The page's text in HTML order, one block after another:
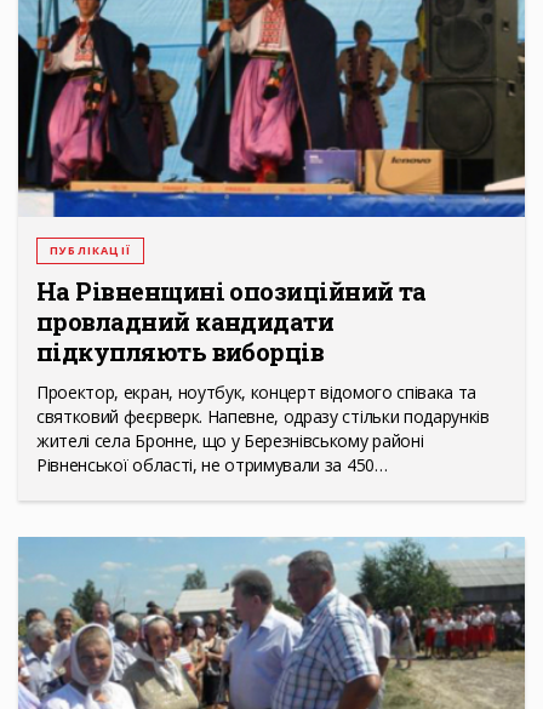
ПУБЛІКАЦІЇ
На Рівненщині опозиційний та
провладний кандидати
підкупляють виборців
Проектор, екран, ноутбук, концерт відомого співака та
святковий феєрверк. Напевне, одразу стільки подарунків
жителі села Бронне, що у Березнівському районі
Рівненської області, не отримували за 450…